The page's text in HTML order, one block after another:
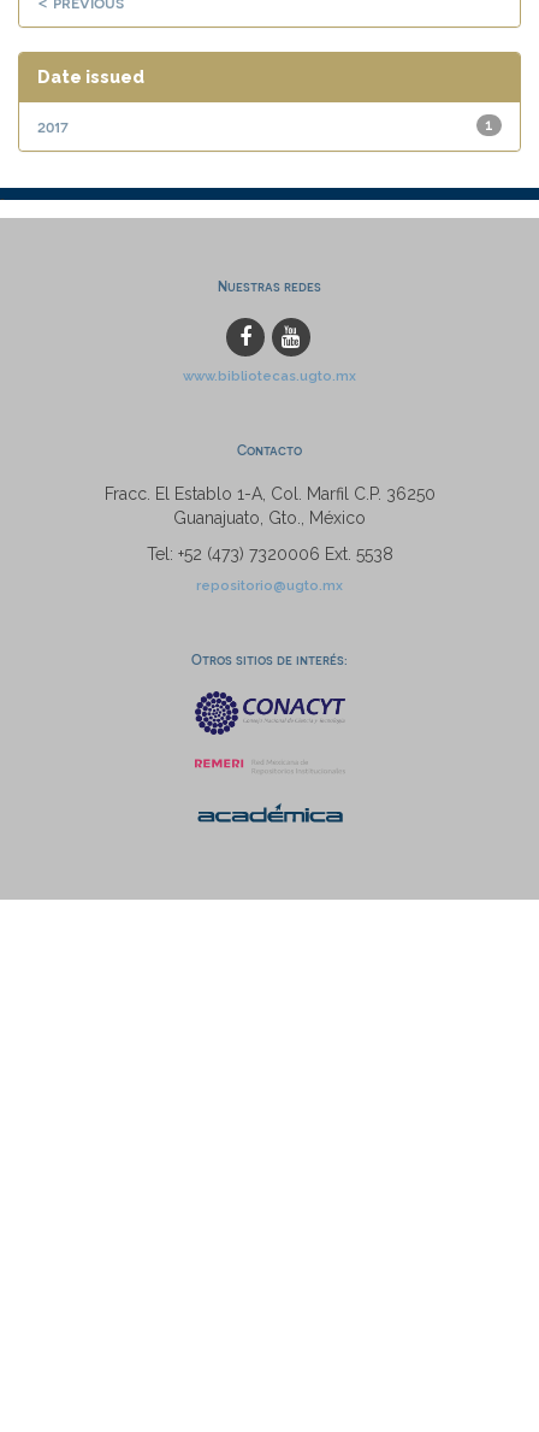
Date issued
1
2017
Nuestras redes
www.bibliotecas.ugto.mx
Contacto
Fracc. El Establo 1-A, Col. Marfil C.P. 36250
Guanajuato, Gto., México
Tel: +52 (473) 7320006 Ext. 5538
repositorio@ugto.mx
Otros sitios de interés: